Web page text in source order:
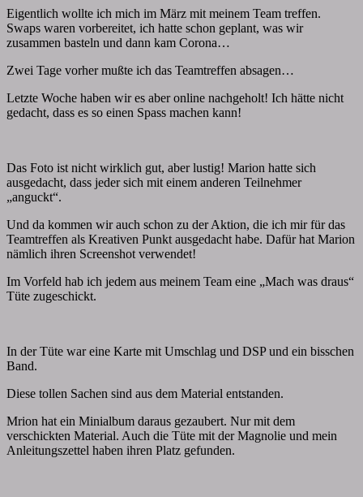
Eigentlich wollte ich mich im März mit meinem Team treffen.
Swaps waren vorbereitet, ich hatte schon geplant, was wir
zusammen basteln und dann kam Corona…
Zwei Tage vorher mußte ich das Teamtreffen absagen…
Letzte Woche haben wir es aber online nachgeholt! Ich hätte nicht
gedacht, dass es so einen Spass machen kann!
Das Foto ist nicht wirklich gut, aber lustig! Marion hatte sich
ausgedacht, dass jeder sich mit einem anderen Teilnehmer
„anguckt“.
Und da kommen wir auch schon zu der Aktion, die ich mir für das
Teamtreffen als Kreativen Punkt ausgedacht habe. Dafür hat Marion
nämlich ihren Screenshot verwendet!
Im Vorfeld hab ich jedem aus meinem Team eine „Mach was draus“
Tüte zugeschickt.
In der Tüte war eine Karte mit Umschlag und DSP und ein bisschen
Band.
Diese tollen Sachen sind aus dem Material entstanden.
Mrion hat ein Minialbum daraus gezaubert. Nur mit dem
verschickten Material. Auch die Tüte mit der Magnolie und mein
Anleitungszettel haben ihren Platz gefunden.